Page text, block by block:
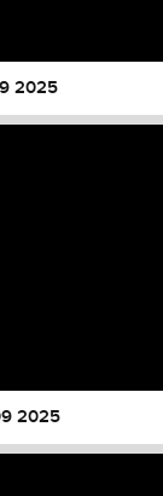
2025
2025